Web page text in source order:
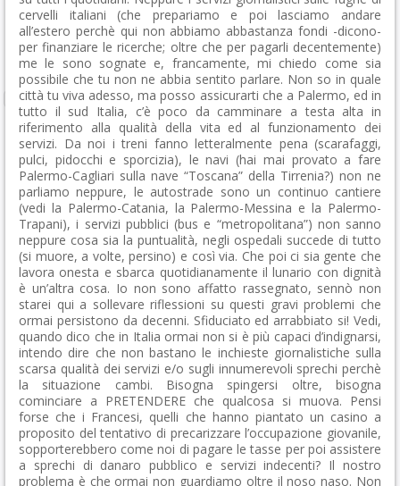
cervelli italiani (che prepariamo e poi lasciamo andare
all’estero perchè qui non abbiamo abbastanza fondi -dicono-
per finanziare le ricerche; oltre che per pagarli decentemente)
me le sono sognate e, francamente, mi chiedo come sia
possibile che tu non ne abbia sentito parlare. Non so in quale
città tu viva adesso, ma posso assicurarti che a Palermo, ed in
tutto il sud Italia, c’è poco da camminare a testa alta in
riferimento alla qualità della vita ed al funzionamento dei
servizi. Da noi i treni fanno letteralmente pena (scarafaggi,
pulci, pidocchi e sporcizia), le navi (hai mai provato a fare
Palermo-Cagliari sulla nave “Toscana” della Tirrenia?) non ne
parliamo neppure, le autostrade sono un continuo cantiere
(vedi la Palermo-Catania, la Palermo-Messina e la Palermo-
Trapani), i servizi pubblici (bus e “metropolitana”) non sanno
neppure cosa sia la puntualità, negli ospedali succede di tutto
(si muore, a volte, persino) e così via. Che poi ci sia gente che
lavora onesta e sbarca quotidianamente il lunario con dignità
è un’altra cosa. Io non sono affatto rassegnato, sennò non
starei qui a sollevare riflessioni su questi gravi problemi che
ormai persistono da decenni. Sfiduciato ed arrabbiato si! Vedi,
quando dico che in Italia ormai non si è più capaci d’indignarsi,
intendo dire che non bastano le inchieste giornalistiche sulla
scarsa qualità dei servizi e/o sugli innumerevoli sprechi perchè
la situazione cambi. Bisogna spingersi oltre, bisogna
cominciare a PRETENDERE che qualcosa si muova. Pensi
forse che i Francesi, quelli che hanno piantato un casino a
proposito del tentativo di precarizzare l’occupazione giovanile,
sopporterebbero come noi di pagare le tasse per poi assistere
a sprechi di danaro pubblico e servizi indecenti? Il nostro
problema è che ormai non guardiamo oltre il noso naso. Non